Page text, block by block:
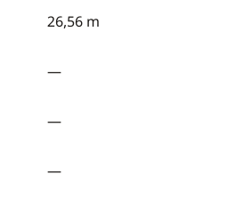
26,56 m
—
—
—